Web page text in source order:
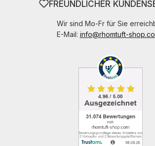
FREUNDLICHER
Wir sind Mo-Fr für Sie
E-Mail: info@rhomtuft-